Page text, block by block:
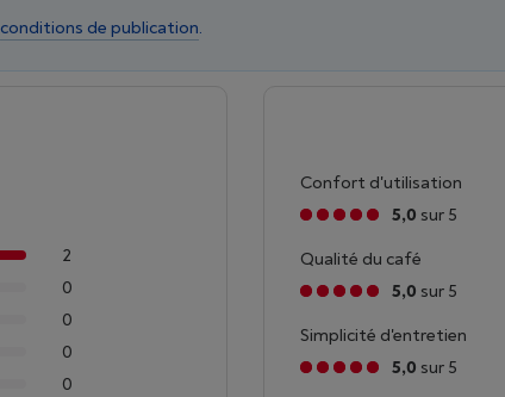
conditions de publication.
2
0
0
0
0
Confort d'utilisation
5,0 sur 5
Qualité du café
5,0 sur 5
Simplicité d'entretien
5,0 sur 5